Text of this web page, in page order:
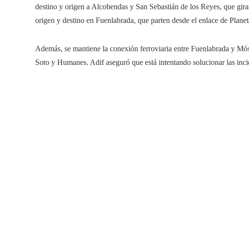
destino y origen a Alcobendas y San Sebastián de los Reyes, que
origen y destino en Fuenlabrada, que parten desde el enlace de
Además, se mantiene la conexión ferroviaria entre Fuenlabrada y
Soto y Humanes. Adif aseguró que está intentando solucionar las